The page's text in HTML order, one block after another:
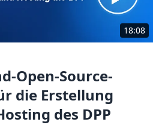
18:08
Open-Source-
die Erstellung
des DPP